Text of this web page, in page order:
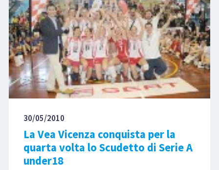
30/05/2010
La Vea Vicenza conquista per la
quarta volta lo Scudetto di Serie A
under18